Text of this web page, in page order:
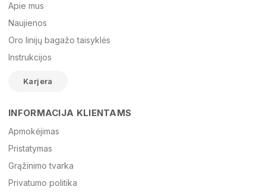
El. paštas
Žinutė
Apie mus
Naujienos
Oro linijų bagažo taisyklės
Instrukcijos
Karjera
INFORMACIJA KLIENTAMS
Apmokėjimas
Pristatymas
Grąžinimo tvarka
Privatumo politika